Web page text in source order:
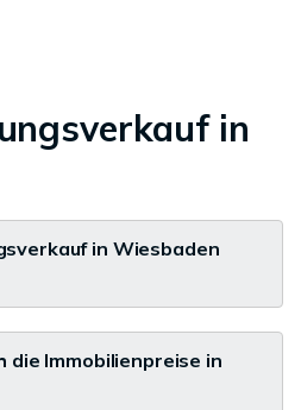
in
in Wiesbaden
die Immobilienpreise in